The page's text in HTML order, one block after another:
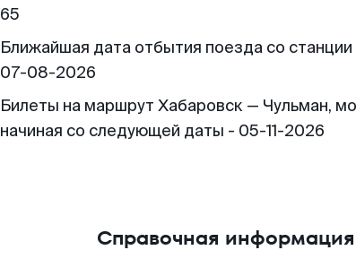
65
Ближайшая дата отбытия поезда со
07-08-2026
Билеты на маршрут Хабаровск — Чульман,
начиная со следующей даты - 05-11-2026
Справочная информация